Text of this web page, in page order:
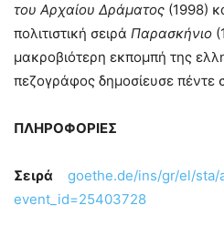
του Αρχαίου Δράματος (1998)
πολιτιστική σειρά Παρασκήνιο
μακροβιότερη εκπομπή της
πεζογράφος δημοσίευσε πέντε
ΠΛΗΡΟΦΟΡΙΕΣ
Σειρά
goethe.de/ins/gr/el/sta/
event_id=25403728